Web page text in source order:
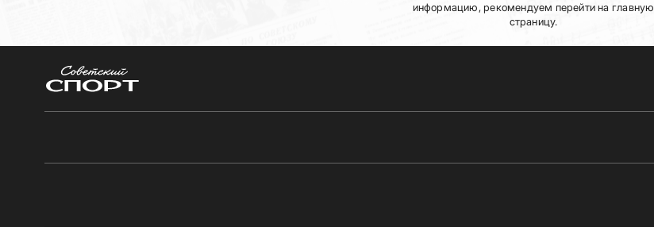
информацию, рекомендуем перейти на главную
страницу.